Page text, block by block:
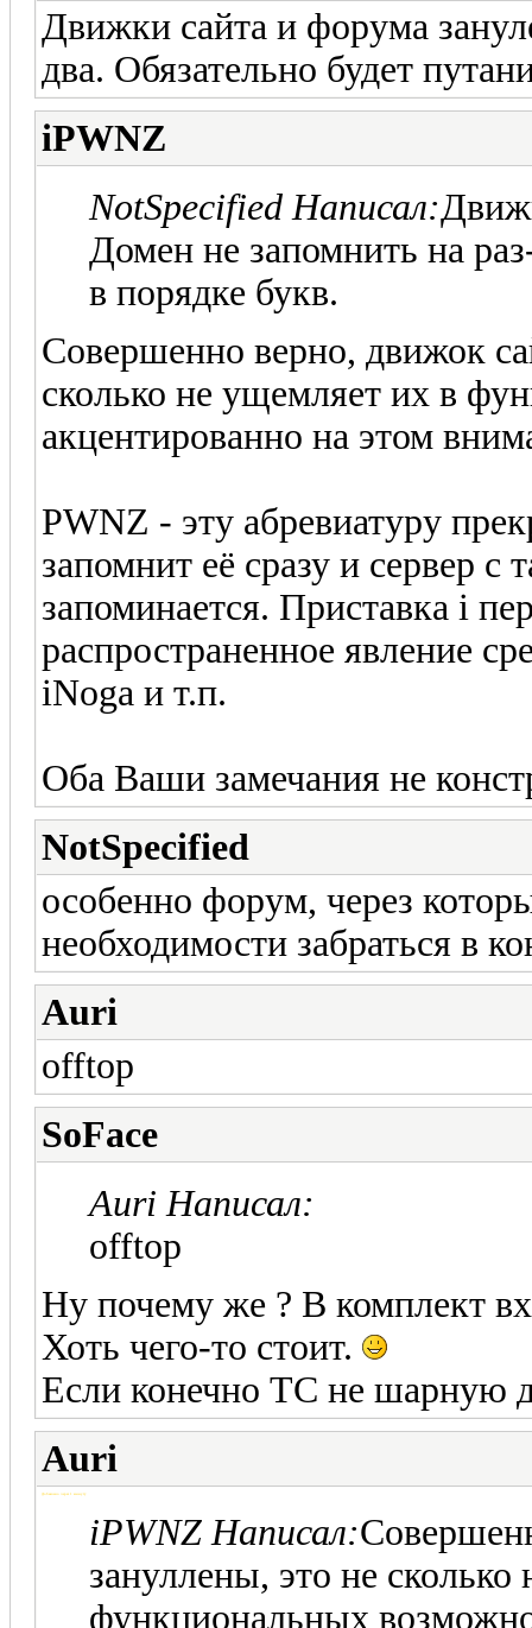
Движки сайта и форума
два. Обязательно будет
iPWNZ
NotSpecified Написал:
Домен не запомнить на
в порядке букв.
Совершенно верно, движок
сколько не ущемляет их в
акцентированно на этом
PWNZ - эту абревиатуру
запомнит её сразу и сервер
запоминается. Приставка i
распространенное явление
iNoga и т.п.
Оба Ваши замечания не
NotSpecified
особенно форум, через
необходимости забраться в
Auri
offtop
SoFace
Auri Написал:
offtop
Ну почему же ? В комплект
Хоть чего-то стоит.
Если конечно ТС не шарную
Auri
Добавлено через 1 минуту
iPWNZ Написал:
зануллены, это не
функциональных